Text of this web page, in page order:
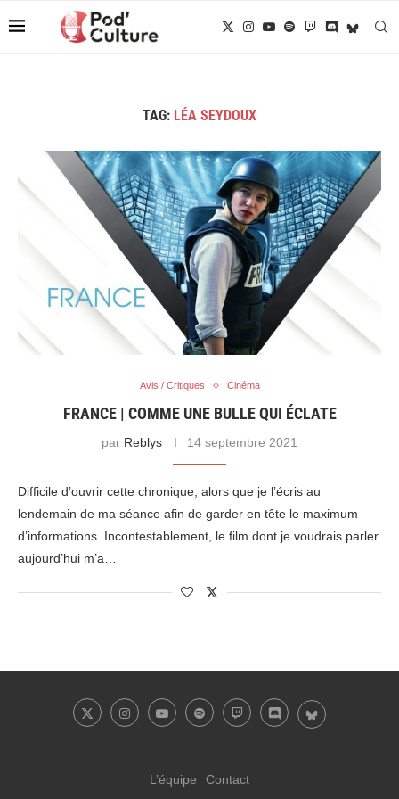
TAG: LÉA SEYDOUX
Avis / Critiques Cinéma
FRANCE | COMME UNE BULLE QUI ÉCLATE
par Reblys 14 septembre 2021
Difficile d’ouvrir cette chronique, alors que je l’écris au
lendemain de ma séance afin de garder en tête le maximum
d’informations. Incontestablement, le film dont je voudrais parler
aujourd’hui m’a…
L’équipe Contact